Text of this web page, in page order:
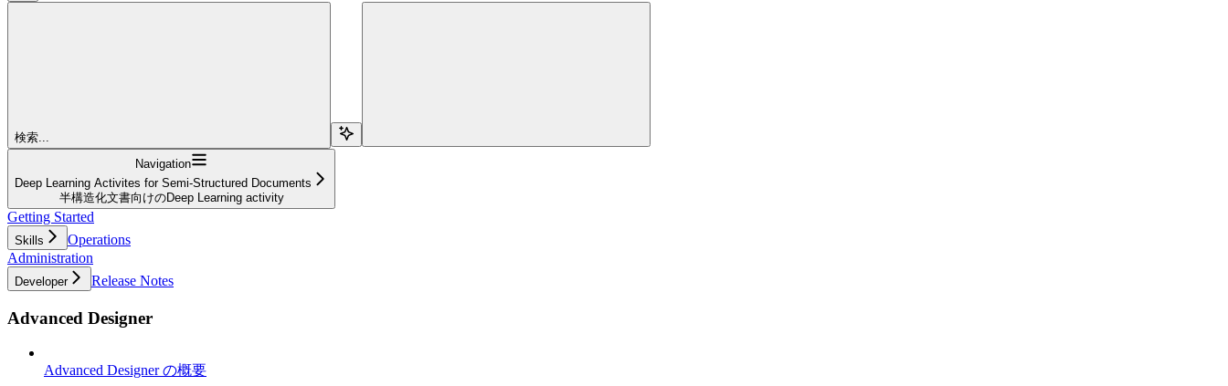
検索...
Navigation
Deep Learning Activites for Semi-Structured Documents
半構造化文書向けのDeep Learning activity
Getting Started
Skills
Operations
Administration
Developer Release Notes
Advanced Designer
Advanced Designer の概要